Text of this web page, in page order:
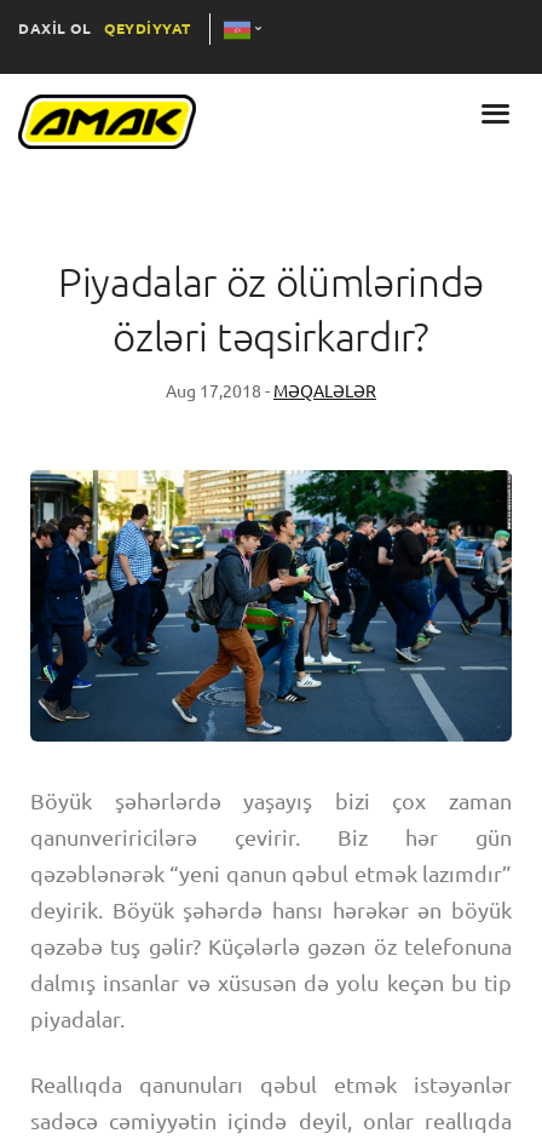
DAXİL OL QEYDİYYAT
Piyadalar öz ölümlərində
özləri təqsirkardır?
Aug 17,2018 - MƏQALƏLƏR
Böyük şəhərlərdə yaşayış bizi çox zaman
qanunveriricilərə çevirir. Biz hər gün
qəzəblənərək “yeni qanun qəbul etmək lazımdır”
deyirik. Böyük şəhərdə hansı hərəkər ən böyük
qəzəbə tuş gəlir? Küçələrlə gəzən öz telefonuna
dalmış insanlar və xüsusən də yolu keçən bu tip
piyadalar.
Reallıqda qanunuları qəbul etmək istəyənlər
sadəcə cəmiyyətin içində deyil, onlar reallıqda